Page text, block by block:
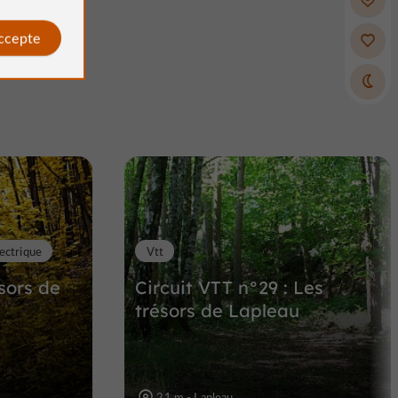
de
Circuit VTT n°29 : Les
trésors de Lapleau
Vtt